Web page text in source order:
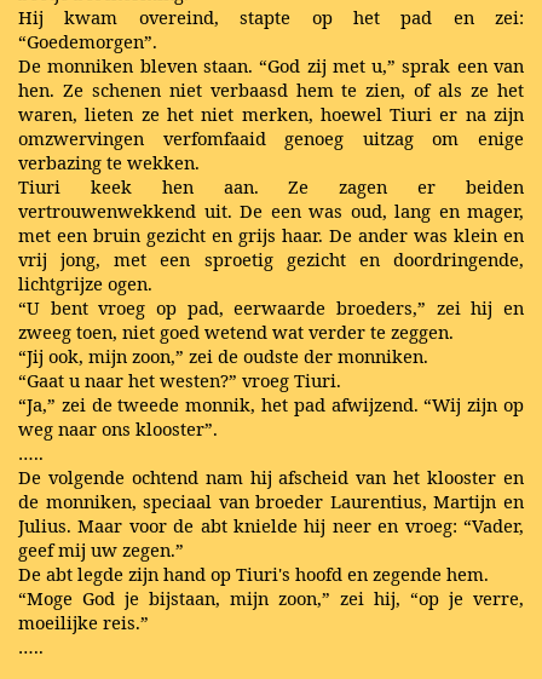
Hij kwam overeind, stapte op het pad en zei:
“Goedemorgen”.
De monniken bleven staan. “God zij met u,” sprak een van
hen. Ze schenen niet verbaasd hem te zien, of als ze het
waren, lieten ze het niet merken, hoewel Tiuri er na zijn
omzwervingen verfomfaaid genoeg uitzag om enige
verbazing te wekken.
Tiuri keek hen aan. Ze zagen er beiden
vertrouwenwekkend uit. De een was oud, lang en mager,
met een bruin gezicht en grijs haar. De ander was klein en
vrij jong, met een sproetig gezicht en doordringende,
lichtgrijze ogen.
“U bent vroeg op pad, eerwaarde broeders,” zei hij en
zweeg toen, niet goed wetend wat verder te zeggen.
“Jij ook, mijn zoon,” zei de oudste der monniken.
“Gaat u naar het westen?” vroeg Tiuri.
“Ja,” zei de tweede monnik, het pad afwijzend. “Wij zijn op
weg naar ons klooster”.
…..
De volgende ochtend nam hij afscheid van het klooster en
de monniken, speciaal van broeder Laurentius, Martijn en
Julius. Maar voor de abt knielde hij neer en vroeg: “Vader,
geef mij uw zegen.”
De abt legde zijn hand op Tiuri's hoofd en zegende hem.
“Moge God je bijstaan, mijn zoon,” zei hij, “op je verre,
moeilijke reis.”
…..